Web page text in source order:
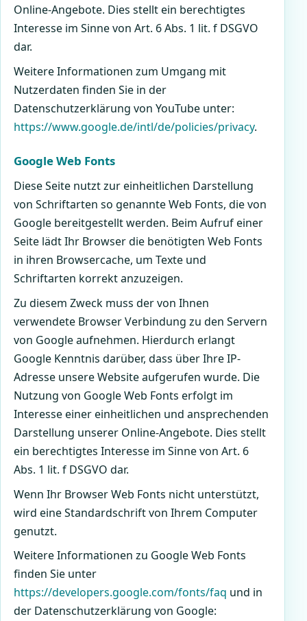
Online-Angebote. Dies stellt ein berechtigtes
Interesse im Sinne von Art. 6 Abs. 1 lit. f DSGVO
dar.
Weitere Informationen zum Umgang mit
Nutzerdaten finden Sie in der
Datenschutzerklärung von YouTube unter:
https://www.google.de/intl/de/policies/privacy.
Google Web Fonts
Diese Seite nutzt zur einheitlichen Darstellung
von Schriftarten so genannte Web Fonts, die von
Google bereitgestellt werden. Beim Aufruf einer
Seite lädt Ihr Browser die benötigten Web Fonts
in ihren Browsercache, um Texte und
Schriftarten korrekt anzuzeigen.
Zu diesem Zweck muss der von Ihnen
verwendete Browser Verbindung zu den Servern
von Google aufnehmen. Hierdurch erlangt
Google Kenntnis darüber, dass über Ihre IP-
Adresse unsere Website aufgerufen wurde. Die
Nutzung von Google Web Fonts erfolgt im
Interesse einer einheitlichen und ansprechenden
Darstellung unserer Online-Angebote. Dies stellt
ein berechtigtes Interesse im Sinne von Art. 6
Abs. 1 lit. f DSGVO dar.
Wenn Ihr Browser Web Fonts nicht unterstützt,
wird eine Standardschrift von Ihrem Computer
genutzt.
Weitere Informationen zu Google Web Fonts
finden Sie unter
https://developers.google.com/fonts/faq und in
der Datenschutzerklärung von Google: